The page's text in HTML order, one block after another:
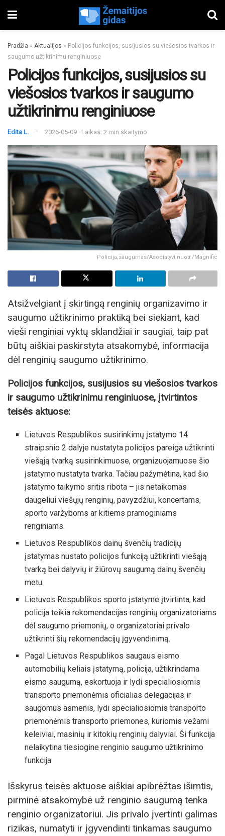
Pradžia » Aktualijos » Policijos funkcijos, susijusios su viešosios tvarkos ir
saugumo užtikrinimu renginiuose
Policijos funkcijos, susijusios su
viešosios tvarkos ir saugumo
užtikrinimu renginiuose
Edita L. 2026-05-09 Laikas: 2 min skaitymo
Policija,saugumas/Asociatyvi nuotr./Magnific
Atsižvelgiant į skirtingą renginių organizavimo ir
saugumo užtikrinimo praktiką bei siekiant, kad
vieši renginiai vyktų sklandžiai ir saugiai, taip pat
būtų aiškiai paskirstyta atsakomybė, informacija
dėl renginių saugumo užtikrinimo.
Policijos funkcijos, susijusios su viešosios tvarkos
ir saugumo užtikrinimu renginiuose, įtvirtintos
teisės aktuose:
Lietuvos Respublikos susirinkimų įstatymo 14
straipsnio 2 dalyje nustatyta policijos pareiga užtikrinti
viešąją tvarką susirinkimuose, organizuojamuose šio
įstatymo nustatyta tvarka. Tačiau pažymėtina, kad šio
įstatymo taikymo sritis ribota – jis netaikomas
daugeliui viešųjų renginių, pavyzdžiui, koncertams,
sporto varžyboms ar kitiems pramoginiams
renginiams.
Lietuvos Respublikos dainų švenčių tradicijų
įstatymas nustato policijos funkciją užtikrinti viešąją
tvarką bei dalyvių ir žiūrovų saugumą dainų švenčių
metu.
Lietuvos Respublikos sporto įstatyme įtvirtinta, kad
policija teikia rekomendacijas renginių organizatoriams
dėl saugumo priemonių, o organizatoriai privalo
užtikrinti šių rekomendacijų įgyvendinimą.
Pagal Lietuvos Respublikos saugaus eismo
automobilių keliais įstatymą, policija, užtikrindama
eismo saugumą, eskortuoja ir lydi specialiosiomis
transporto priemonėmis oficialias delegacijas ir
saugomus asmenis, lydi specialiosiomis transporto
priemonėmis transporto priemones, kuriomis vežami
keleiviai, masinių ir kitokių renginių dalyviai. Ši funkcija
nelaikytina tiesiogine renginio saugumo užtikrinimo
funkcija.
Išskyrus teisės aktuose aiškiai apibrėžtas išimtis,
pirminė atsakomybė už renginio saugumą tenka
renginio organizatoriui. Jis privalo įvertinti galimas
rizikas, numatyti ir įgyvendinti tinkamas saugumo